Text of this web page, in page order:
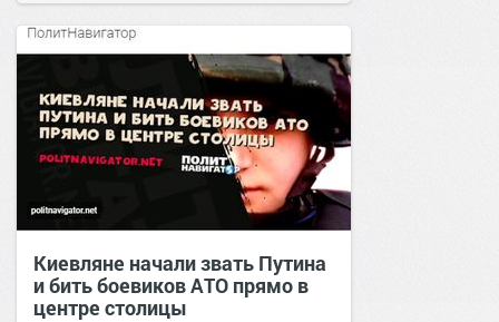
Киевляне начали звать Путина
и бить боевиков АТО прямо в
центре столицы